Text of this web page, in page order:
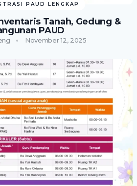
PAUD LENGKAP
Tanah, Gedung &
PAUD
November 12, 2025